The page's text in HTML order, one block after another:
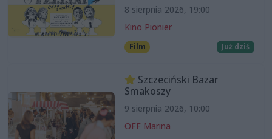
8 sierpnia 2026, 19:00
Kino Pionier
Film Już dziś
Szczeciński Bazar
Smakoszy
9 sierpnia 2026, 10:00
OFF Marina